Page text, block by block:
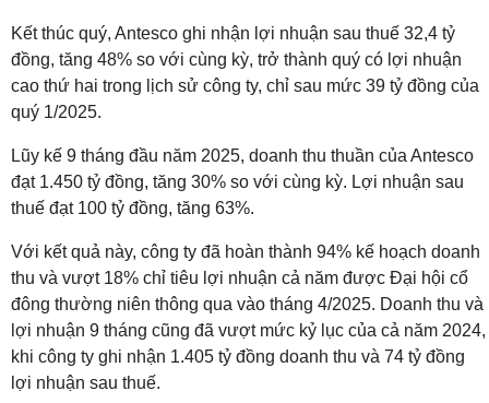
Kết thúc quý, Antesco ghi nhận lợi nhuận sau thuế 32,4 tỷ
đồng, tăng 48% so với cùng kỳ, trở thành quý có lợi nhuận
cao thứ hai trong lịch sử công ty, chỉ sau mức 39 tỷ đồng của
quý 1/2025.
Lũy kế 9 tháng đầu năm 2025, doanh thu thuần của Antesco
đạt 1.450 tỷ đồng, tăng 30% so với cùng kỳ. Lợi nhuận sau
thuế đạt 100 tỷ đồng, tăng 63%.
Với kết quả này, công ty đã hoàn thành 94% kế hoạch doanh
thu và vượt 18% chỉ tiêu lợi nhuận cả năm được Đại hội cổ
đông thường niên thông qua vào tháng 4/2025. Doanh thu và
lợi nhuận 9 tháng cũng đã vượt mức kỷ lục của cả năm 2024,
khi công ty ghi nhận 1.405 tỷ đồng doanh thu và 74 tỷ đồng
lợi nhuận sau thuế.